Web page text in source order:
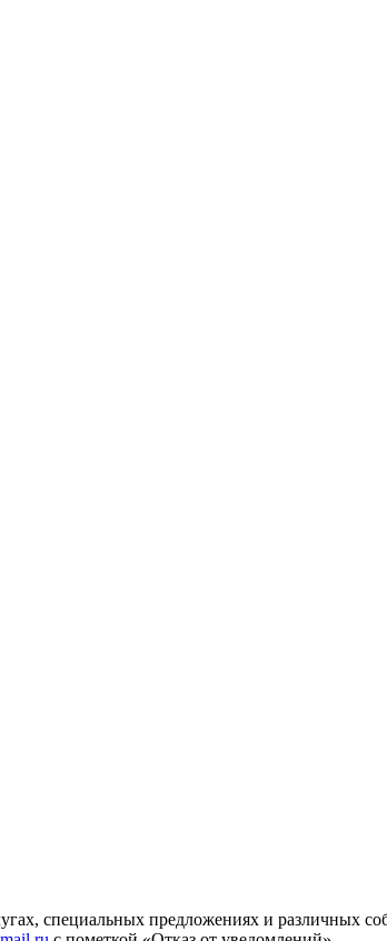
специальных предложениях и различных